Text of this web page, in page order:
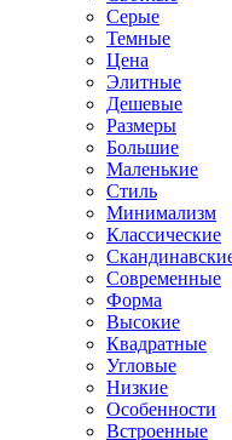
Серые
Темные
Цена
Элитные
Дешевые
Размеры
Большие
Маленькие
Стиль
Минимализм
Классические
Современные
Форма
Высокие
Квадратные
Угловые
Низкие
Особенности
Встроенные